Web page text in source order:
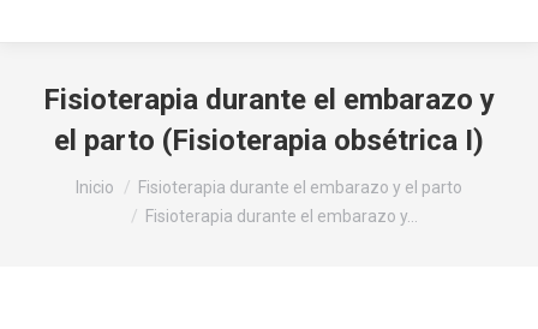
Fisioterapia durante el embarazo y
el parto (Fisioterapia obsétrica I)
Estás aquí:
Inicio
Fisioterapia durante el embarazo y el parto
Fisioterapia durante el embarazo y…